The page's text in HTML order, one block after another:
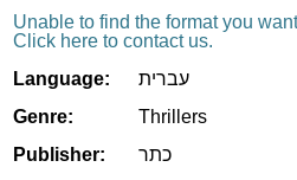
Unable to find the format you
Click here to contact us.
Language:
עברית
Genre:
Thrillers
Publisher:
כתר